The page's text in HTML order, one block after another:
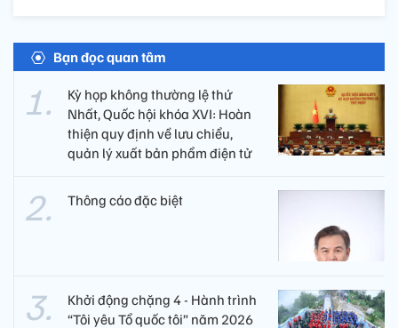
Bạn đọc quan tâm
Kỳ họp không thường lệ thứ
Nhất, Quốc hội khóa XVI: Hoàn
thiện quy định về lưu chiểu,
quản lý xuất bản phẩm điện tử
Thông cáo đặc biệt
Khởi động chặng 4 - Hành trình
“Tôi yêu Tổ quốc tôi” năm 2026